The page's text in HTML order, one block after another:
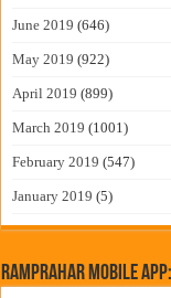
June 2019 (646)
May 2019 (922)
April 2019 (899)
March 2019 (1001)
February 2019 (547)
January 2019 (5)
RamPrahar Mobile